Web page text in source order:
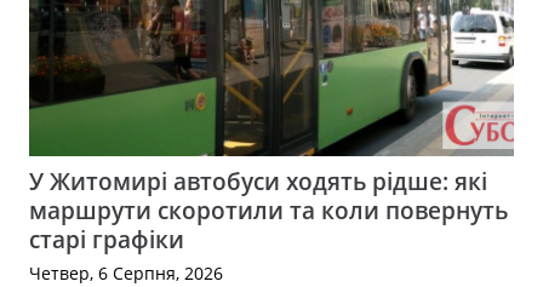
У Житомирі автобуси ходять рідше: які
маршрути скоротили та коли повернуть
старі графіки
Четвер, 6 Серпня, 2026